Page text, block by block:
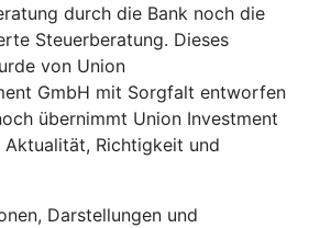
durch die Bank noch die
Steuerberatung. Dieses
von Union
GmbH mit Sorgfalt entworfen
übernimmt Union Investment
Richtigkeit und
Darstellungen und